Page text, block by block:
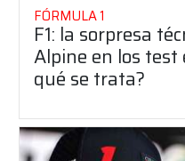
FÓRMULA 1
F1: la sorpresa
Alpine en los test
qué se trata?